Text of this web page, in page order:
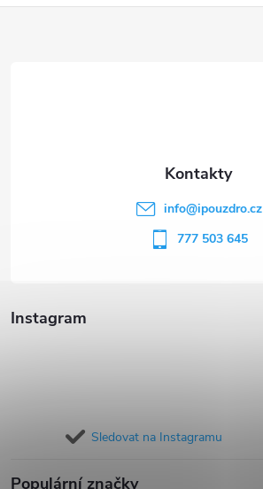
Instagram
Sledovat na Instagramu
Populární značky
info@ipouzdro.cz
777 503 645